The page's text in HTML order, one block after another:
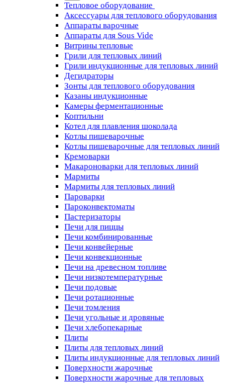
Тепловое оборудование
Аксессуары для теплового оборудования
Аппараты варочные
Аппараты для Sous Vide
Витрины тепловые
Грили для тепловых линий
Грили индукционные для тепловых линий
Дегидраторы
Зонты для теплового оборудования
Казаны индукционные
Камеры ферментационные
Коптильни
Котел для плавления шоколада
Котлы пищеварочные
Котлы пищеварочные для тепловых линий
Кремоварки
Макароноварки для тепловых линий
Мармиты
Мармиты для тепловых линий
Пароварки
Пароконвектоматы
Пастеризаторы
Печи для пиццы
Печи комбинированные
Печи конвейерные
Печи конвекционные
Печи на древесном топливе
Печи низкотемпературные
Печи подовые
Печи ротационные
Печи томления
Печи угольные и дровяные
Печи хлебопекарные
Плиты
Плиты для тепловых линий
Плиты индукционные для тепловых линий
Поверхности жарочные
Поверхности жарочные для тепловых